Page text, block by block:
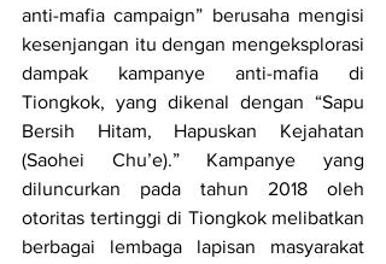
anti-mafia campaign” berusaha mengisi
kesenjangan itu dengan mengeksplorasi
dampak kampanye anti-mafia di
Tiongkok, yang dikenal dengan “Sapu
Bersih Hitam, Hapuskan Kejahatan
(Saohei Chu’e).” Kampanye yang
diluncurkan pada tahun 2018 oleh
otoritas tertinggi di Tiongkok melibatkan
berbagai lembaga lapisan masyarakat